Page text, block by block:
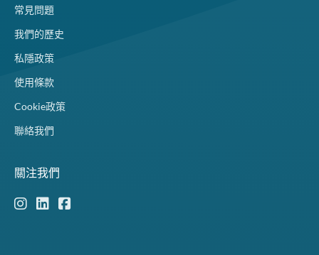
常見問題
我們的歷史
私隱政策
使用條款
Cookie政策
聯絡我們
關注我們